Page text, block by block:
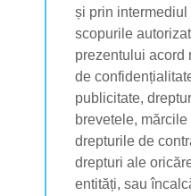
și prin
scopurile
prezentului acord
de
publicitate,
brevetele,
drepturile de
drepturi ale
entități, sau